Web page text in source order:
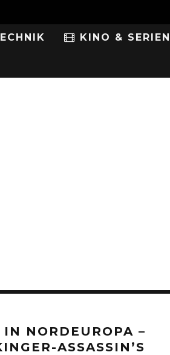
KINO & SERIEN
NORDEUROPA –
ASSASSIN’S